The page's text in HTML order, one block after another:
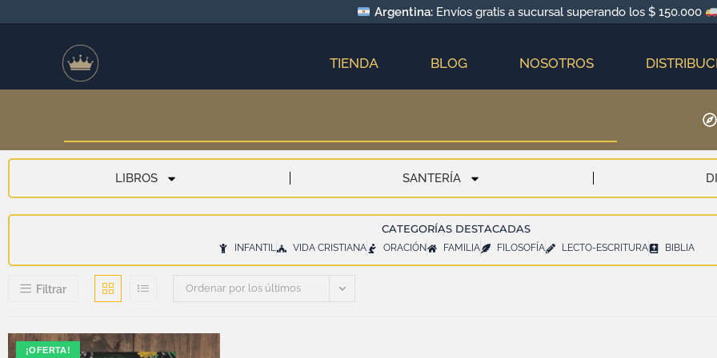
Argentina:Envíos gratis a sucursal superando los $ 150.000
TIENDA BLOG NOSOTROS
LIBROS SANTERÍA
CATEGORÍAS DESTACADAS
INFANTIL VIDA CRISTIANA ORACIÓN FAMILIA FILOSOFÍA LECTO-ESCRITURA BIBLIA
Filtrar Ordenar por los últimos
¡OFERTA!